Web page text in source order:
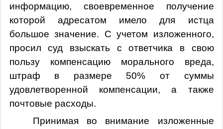
информацию, своевременное получение
которой адресатом имело для истца
большое значение. С учетом изложенного,
просил суд взыскать сответчика в свою
пользу компенсацию морального вреда,
штраф в размере 50% от суммы
удовлетворенной компенсации, а также
почтовые расходы.
Принимая во внимание изложенные